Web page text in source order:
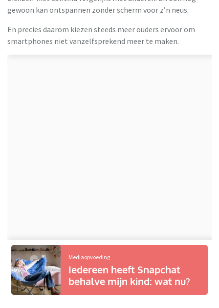
gewoon kan ontspannen zonder scherm voor z’n neus.
En precies daarom kiezen steeds meer ouders ervoor om
smartphones niet vanzelfsprekend meer te maken.
Mediaopvoeding
Iedereen heeft Snapchat
behalve mijn kind: wat nu?